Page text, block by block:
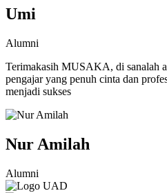
Umi
Alumni
Terimakasih MUSAKA, di sanalah
pengajar yang penuh cinta dan
menjadi sukses
Nur Amilah
Alumni